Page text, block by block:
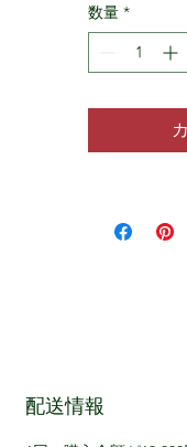
認定を取得
・No.1ミ
ップを使
で奥深い
プは、添
優しい天
ップを世
40年のあ
数量 *
配送情報